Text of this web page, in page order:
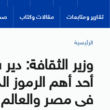
تقارير ومتابعات مقالات وكتاب
الرئيسية
وزير الثقافة:
أحد أهم الرموز
فى مصر والعالم